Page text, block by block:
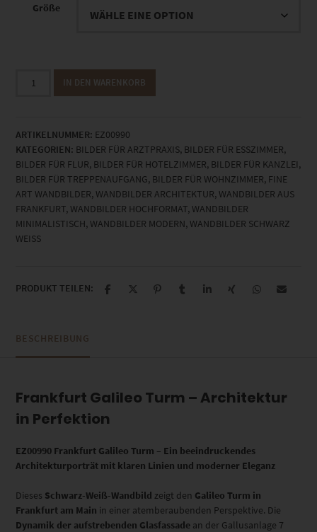
Größe
Frankfurt
Schwarzweiss
Menge
IN DEN WARENKORB
ARTIKELNUMMER: EZ00990
KATEGORIEN: BILDER FÜR ARZTPRAXIS, BILDER FÜR ESSZIMMER,
BILDER FÜR FLUR, BILDER FÜR HOTELZIMMER, BILDER FÜR KANZLEI,
BILDER FÜR TREPPENAUFGANG, BILDER FÜR WOHNZIMMER, FINE
ART WANDBILDER, WANDBILDER ARCHITEKTUR, WANDBILDER AUS
FRANKFURT, WANDBILDER HOCHFORMAT, WANDBILDER
MINIMALISTISCH, WANDBILDER MODERN, WANDBILDER SCHWARZ
WEISS
PRODUKT TEILEN:
BESCHREIBUNG
Frankfurt Galileo Turm – Architektur
in Perfektion
EZ00990 Frankfurt Galileo Turm – Ein beeindruckendes
Architekturporträt mit klaren Linien und moderner Eleganz
Dieses Schwarz-Weiß-Wandbild zeigt den Galileo Turm in
Frankfurt am Main in einer atemberaubenden Perspektive. Die
Dynamik der aufstrebenden Glasfassade an der Gallusanlage 7